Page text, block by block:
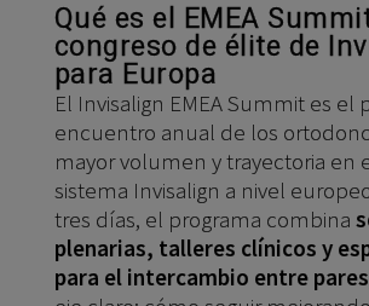
Qué es el EMEA
congreso de élite de
para Europa
El Invisalign EMEA Summit es el
encuentro anual de los
mayor volumen y trayectoria en
sistema Invisalign a nivel
tres días, el programa combina
plenarias, talleres clínicos y
para el intercambio entre pares